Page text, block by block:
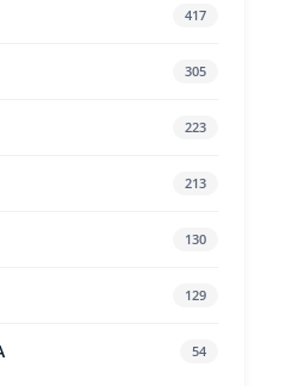
417
305
223
213
130
129
54